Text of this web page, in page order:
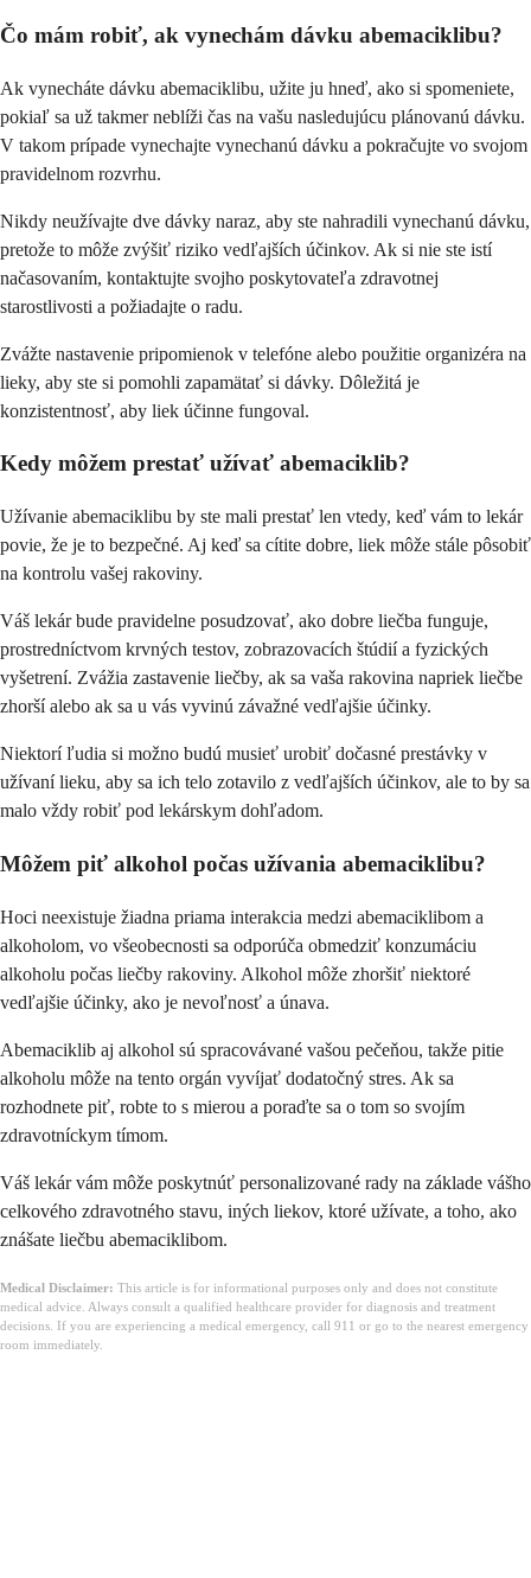
Čo mám robiť, ak vynechám dávku abemaciklibu?
Ak vynecháte dávku abemaciklibu, užite ju hneď, ako si spomeniete,
pokiaľ sa už takmer neblíži čas na vašu nasledujúcu plánovanú dávku.
V takom prípade vynechajte vynechanú dávku a pokračujte vo svojom
pravidelnom rozvrhu.
Nikdy neužívajte dve dávky naraz, aby ste nahradili vynechanú dávku,
pretože to môže zvýšiť riziko vedľajších účinkov. Ak si nie ste istí
načasovaním, kontaktujte svojho poskytovateľa zdravotnej
starostlivosti a požiadajte o radu.
Zvážte nastavenie pripomienok v telefóne alebo použitie organizéra na
lieky, aby ste si pomohli zapamätať si dávky. Dôležitá je
konzistentnosť, aby liek účinne fungoval.
Kedy môžem prestať užívať abemaciklib?
Užívanie abemaciklibu by ste mali prestať len vtedy, keď vám to lekár
povie, že je to bezpečné. Aj keď sa cítite dobre, liek môže stále pôsobiť
na kontrolu vašej rakoviny.
Váš lekár bude pravidelne posudzovať, ako dobre liečba funguje,
prostredníctvom krvných testov, zobrazovacích štúdií a fyzických
vyšetrení. Zvážia zastavenie liečby, ak sa vaša rakovina napriek liečbe
zhorší alebo ak sa u vás vyvinú závažné vedľajšie účinky.
Niektorí ľudia si možno budú musieť urobiť dočasné prestávky v
užívaní lieku, aby sa ich telo zotavilo z vedľajších účinkov, ale to by sa
malo vždy robiť pod lekárskym dohľadom.
Môžem piť alkohol počas užívania abemaciklibu?
Hoci neexistuje žiadna priama interakcia medzi abemaciklibom a
alkoholom, vo všeobecnosti sa odporúča obmedziť konzumáciu
alkoholu počas liečby rakoviny. Alkohol môže zhoršiť niektoré
vedľajšie účinky, ako je nevoľnosť a únava.
Abemaciklib aj alkohol sú spracovávané vašou pečeňou, takže pitie
alkoholu môže na tento orgán vyvíjať dodatočný stres. Ak sa
rozhodnete piť, robte to s mierou a poraďte sa o tom so svojím
zdravotníckym tímom.
Váš lekár vám môže poskytnúť personalizované rady na základe vášho
celkového zdravotného stavu, iných liekov, ktoré užívate, a toho, ako
znášate liečbu abemaciklibom.
Medical Disclaimer: This article is for informational purposes only and does not constitute
medical advice. Always consult a qualified healthcare provider for diagnosis and treatment
decisions. If you are experiencing a medical emergency, call 911 or go to the nearest emergency
room immediately.